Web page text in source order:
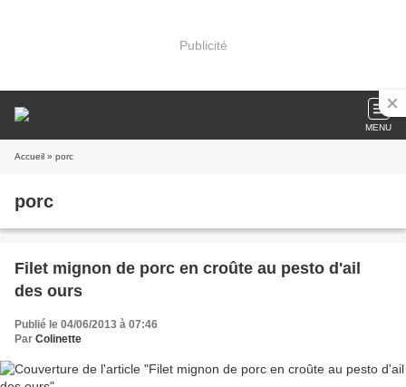
Publicité
MENU
Accueil » porc
porc
Filet mignon de porc en croûte au pesto d'ail
des ours
Publié le 04/06/2013 à 07:46
Par Colinette